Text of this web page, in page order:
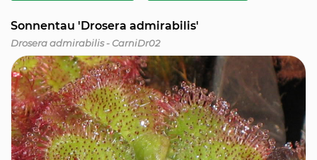
Sonnentau 'Drosera admirabilis'
Drosera admirabilis - CarniDr02